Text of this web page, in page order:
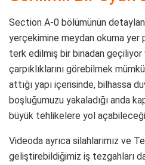
Section A-0 bölümünün
yerçekimine meydan okuma yer
terk edilmiş bir binadan geçiliyor
çarpıklıklarını görebilmek
attığı yapı içerisinde, bilhassa
boşluğumuzu yakaladığı anda
büyük tehlikelere yol
Videoda ayrıca silahlarımız ve
geliştirebildiğimiz iş tezgahları